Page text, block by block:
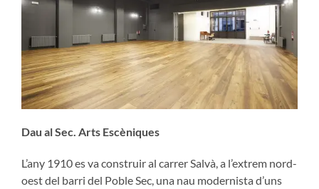
Dau al Sec. Arts Escèniques
L’any 1910 es va construir al carrer Salvà, a l’extrem nord-
oest del barri del Poble Sec, una nau modernista d’uns